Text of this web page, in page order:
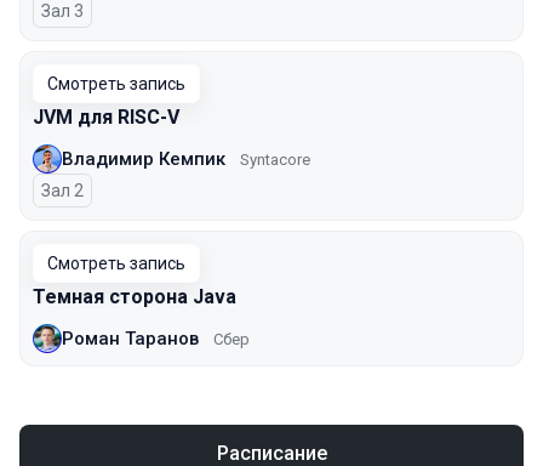
Зал 3
Смотреть запись
JVM для RISC-V
Владимир Кемпик Syntacore
Зал 2
Смотреть запись
Темная сторона Java
Роман Таранов Сбер
Расписание